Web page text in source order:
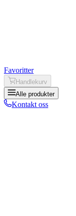
Favoritter
Handlekurv
Alle produkter
Kontakt oss